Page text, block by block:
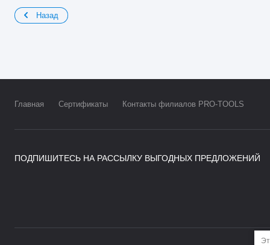
Назад
Главная Сертификаты Контакты филиалов PRO-TOOLS
ПОДПИШИТЕСЬ НА РАССЫЛКУ ВЫГОДНЫХ ПРЕДЛОЖЕНИЙ